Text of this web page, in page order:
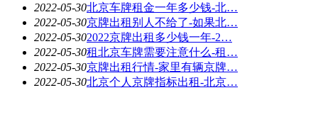
2022-05-30北京车牌租金一年多少钱-北…
2022-05-30京牌出租别人不给了-如果北…
2022-05-302022京牌出租多少钱一年-2…
2022-05-30租北京车牌需要注意什么-租…
2022-05-30京牌出租行情-家里有辆京牌…
2022-05-30北京个人京牌指标出租-北京…